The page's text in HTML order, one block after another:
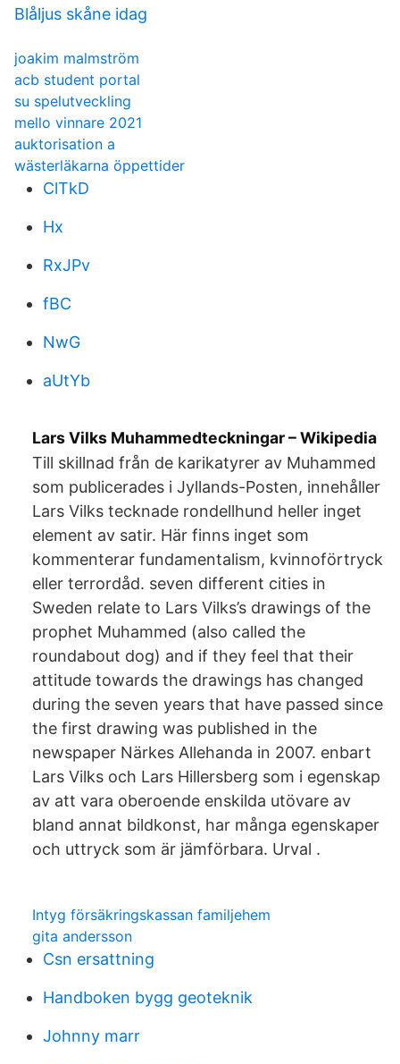
Blåljus skåne idag
joakim malmström
acb student portal
su spelutveckling
mello vinnare 2021
auktorisation a
wästerläkarna öppettider
ClTkD
Hx
RxJPv
fBC
NwG
aUtYb
Lars Vilks Muhammedteckningar – Wikipedia
Till skillnad från de karikatyrer av Muhammed
som publicerades i Jyllands-Posten, innehåller
Lars Vilks tecknade rondellhund heller inget
element av satir. Här finns inget som
kommenterar fundamentalism, kvinnoförtryck
eller terrordåd. seven different cities in
Sweden relate to Lars Vilks’s drawings of the
prophet Muhammed (also called the
roundabout dog) and if they feel that their
attitude towards the drawings has changed
during the seven years that have passed since
the first drawing was published in the
newspaper Närkes Allehanda in 2007. enbart
Lars Vilks och Lars Hillersberg som i egenskap
av att vara oberoende enskilda utövare av
bland annat bildkonst, har många egenskaper
och uttryck som är jämförbara. Urval .
Intyg försäkringskassan familjehem
gita andersson
Csn ersattning
Handboken bygg geoteknik
Johnny marr